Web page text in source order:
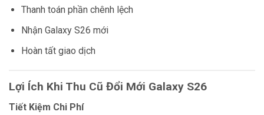
Thanh toán phần chênh lệch
Nhận Galaxy S26 mới
Hoàn tất giao dịch
Lợi Ích Khi Thu Cũ Đổi Mới Galaxy S26
Tiết Kiệm Chi Phí